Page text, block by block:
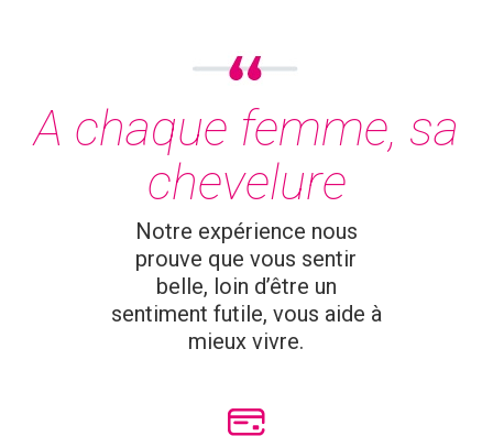
A chaque femme, sa
chevelure
Notre expérience nous
prouve que vous sentir
belle, loin d’être un
sentiment futile, vous aide à
mieux vivre.